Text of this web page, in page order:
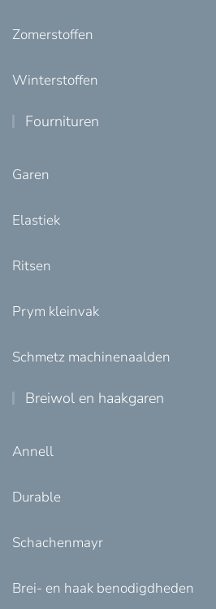
Zomerstoffen
Winterstoffen
Fournituren
Garen
Elastiek
Ritsen
Prym kleinvak
Schmetz machinenaalden
Breiwol en haakgaren
Annell
Durable
Schachenmayr
Brei- en haak benodigdheden